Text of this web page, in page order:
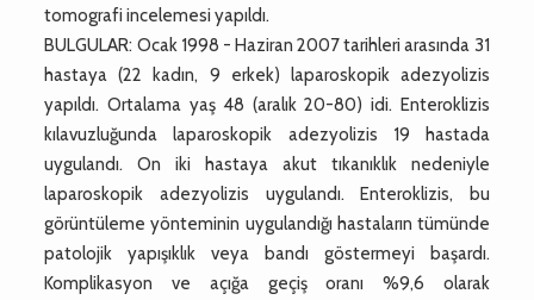
tomografi incelemesi yapıldı.
BULGULAR: Ocak 1998 - Haziran 2007 tarihleri arasında 31
hastaya (22 kadın, 9 erkek) laparoskopik adezyolizis
yapıldı. Ortalama yaş 48 (aralık 20-80) idi. Enteroklizis
kılavuzluğunda laparoskopik adezyolizis 19 hastada
uygulandı. On iki hastaya akut tıkanıklık nedeniyle
laparoskopik adezyolizis uygulandı. Enteroklizis, bu
görüntüleme yönteminin uygulandığı hastaların tümünde
patolojik yapışıklık veya bandı göstermeyi başardı.
Komplikasyon ve açığa geçiş oranı %9,6 olarak